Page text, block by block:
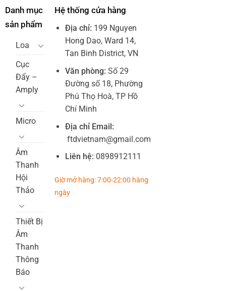
Danh mục
sản phẩm
Loa
Cục
Đẩy –
Amply
Micro
Âm
Thanh
Hội
Thảo
Thiết Bị
Âm
Thanh
Thông
Báo
Hệ thống cửa hàng
Địa chỉ: 199 Nguyen
Hong Dao, Ward 14,
Tan Binh District, VN
Văn phòng: Số 29
Đường số 18, Phường
Phú Thọ Hoà, TP Hồ
Chí Minh
Địa chỉ Email:
ftdvietnam@gmail.com
Liên hệ: 0898912111
Giờ mở hàng: 7:00-22:00 hàng
ngày